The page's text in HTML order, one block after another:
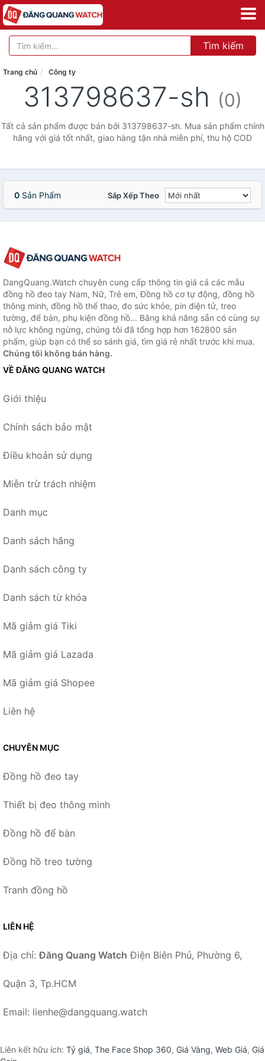
Tìm kiếm
Trang chủ Công ty
313798637-sh (0)
Tất cả sản phẩm được bán bởi 313798637-sh. Mua sản phẩm chính
hãng với giá tốt nhất, giao hàng tận nhà miễn phí, thu hộ COD
0 Sản Phẩm Sắp Xếp Theo
DangQuang.Watch chuyên cung cấp thông tin giá cả các mẫu
đồng hồ đeo tay Nam, Nữ, Trẻ em, Đồng hồ cơ tự động, đồng hồ
thông minh, đồng hồ thể thao, đo sức khỏe, pin điện tử, treo
tường, để bàn, phụ kiện đồng hồ... Bằng khả năng sẵn có cùng sự
nỗ lực không ngừng, chúng tôi đã tổng hợp hơn 162800 sản
phẩm, giúp bạn có thể so sánh giá, tìm giá rẻ nhất trước khi mua.
Chúng tôi không bán hàng.
VỀ ĐĂNG QUANG WATCH
Giới thiệu
Chính sách bảo mật
Điều khoản sử dụng
Miễn trừ trách nhiệm
Danh mục
Danh sách hãng
Danh sách công ty
Danh sách từ khóa
Mã giảm giá Tiki
Mã giảm giá Lazada
Mã giảm giá Shopee
Liên hệ
CHUYÊN MỤC
Đồng hồ đeo tay
Thiết bị đeo thông minh
Đồng hồ để bàn
Đồng hồ treo tường
Tranh đồng hồ
LIÊN HỆ
Địa chỉ:Đăng Quang Watch Điện Biên Phủ, Phường 6,
Quận 3, Tp.HCM
Email: lienhe@dangquang.watch
Liên kết hữu ích: Tỷ giá, The Face Shop 360, Giá Vàng, Web Giá, Giá